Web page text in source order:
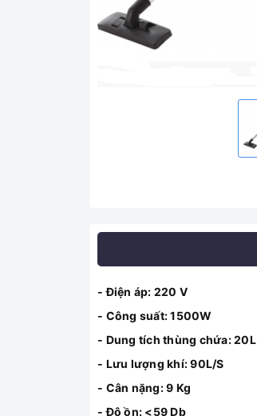
- Điện áp: 220 V
- Công suất: 1500W
- Dung tích thùng chứa: 20L
- Lưu lượng khí: 90L/S
- Cân nặng: 9 Kg
- Độ ồn: <59 Db